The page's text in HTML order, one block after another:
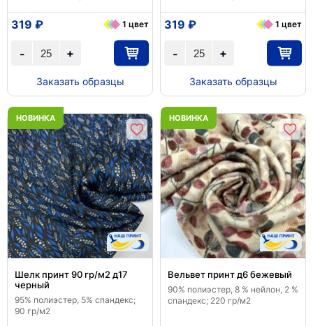
+
-
319 ₽ 1 цвет
Заказать образцы
+
-
319 ₽ 1 цвет
Заказать образцы
НОВИНКА
Шелк принт 90 гр/м2 д17
черный
95% полиэстер, 5% спандекс;
90 гр/м2
НОВИНКА
Вельвет принт д6 бежевый
90% полиэстер, 8 % нейлон, 2 %
спандекс; 220 гр/м2